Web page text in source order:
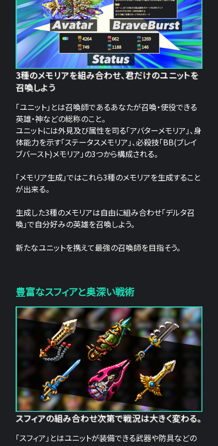
3種のメモリアを組み合わせ、君だけのユニットを
召喚しよう
「ユニット」とは召喚師であるあなたが召喚・使役できる
英雄・神などの総称のこと。
ユニットには外見及び属性を司る「アバターメモリア」、身
体能力を示す「ステータスメモリア」、必殺技「BB(ブレイ
ブバースト)メモリア」の3つから構成される。
「メモリア生成」ではこれら3種のメモリアを生成すること
が出来る。
生成した3種のメモリアは自由に組み合わせ「デルタ召
喚」で自分好みの英雄を召喚しよう。
新たなユニットを携えて最強の召喚師を目指そう。
豊富なスフィアと奥深い戦術
スフィアの組み合わせ次第で戦況は大きく変わる。
「スフィア」とはユニットが装備できる武器や防具などの